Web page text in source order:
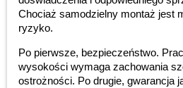
Chociaż samodzielny montaż jest
ryzyko.
Po pierwsze, bezpieczeństwo.
wysokości wymaga zachowania
ostrożności. Po drugie, gwarancja